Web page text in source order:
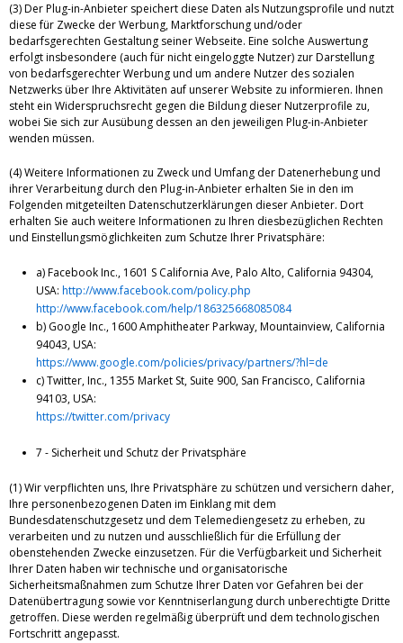
(3) Der Plug-in-Anbieter speichert diese Daten als Nutzungsprofile und nutzt
diese für Zwecke der Werbung, Marktforschung und/oder
bedarfsgerechten Gestaltung seiner Webseite. Eine solche Auswertung
erfolgt insbesondere (auch für nicht eingeloggte Nutzer) zur Darstellung
von bedarfsgerechter Werbung und um andere Nutzer des sozialen
Netzwerks über Ihre Aktivitäten auf unserer Website zu informieren. Ihnen
steht ein Widerspruchsrecht gegen die Bildung dieser Nutzerprofile zu,
wobei Sie sich zur Ausübung dessen an den jeweiligen Plug-in-Anbieter
wenden müssen.
(4) Weitere Informationen zu Zweck und Umfang der Datenerhebung und
ihrer Verarbeitung durch den Plug-in-Anbieter erhalten Sie in den im
Folgenden mitgeteilten Datenschutzerklärungen dieser Anbieter. Dort
erhalten Sie auch weitere Informationen zu Ihren diesbezüglichen Rechten
und Einstellungsmöglichkeiten zum Schutze Ihrer Privatsphäre:
a) Facebook Inc., 1601 S California Ave, Palo Alto, California 94304,
USA: http://www.facebook.com/policy.php
http://www.facebook.com/help/186325668085084
b) Google Inc., 1600 Amphitheater Parkway, Mountainview, California
94043, USA:
https://www.google.com/policies/privacy/partners/?hl=de
c) Twitter, Inc., 1355 Market St, Suite 900, San Francisco, California
94103, USA:
https://twitter.com/privacy
7 - Sicherheit und Schutz der Privatsphäre
(1) Wir verpflichten uns, Ihre Privatsphäre zu schützen und versichern daher,
Ihre personenbezogenen Daten im Einklang mit dem
Bundesdatenschutzgesetz und dem Telemediengesetz zu erheben, zu
verarbeiten und zu nutzen und ausschließlich für die Erfüllung der
obenstehenden Zwecke einzusetzen. Für die Verfügbarkeit und Sicherheit
Ihrer Daten haben wir technische und organisatorische
Sicherheitsmaßnahmen zum Schutze Ihrer Daten vor Gefahren bei der
Datenübertragung sowie vor Kenntniserlangung durch unberechtigte Dritte
getroffen. Diese werden regelmäßig überprüft und dem technologischen
Fortschritt angepasst.